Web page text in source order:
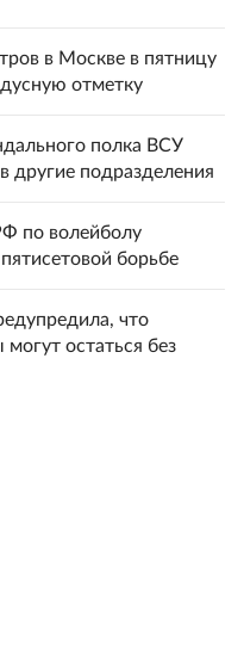
в Москве в пятницу
отметку
полка ВСУ
другие подразделения
по волейболу
борьбе
что
остаться без